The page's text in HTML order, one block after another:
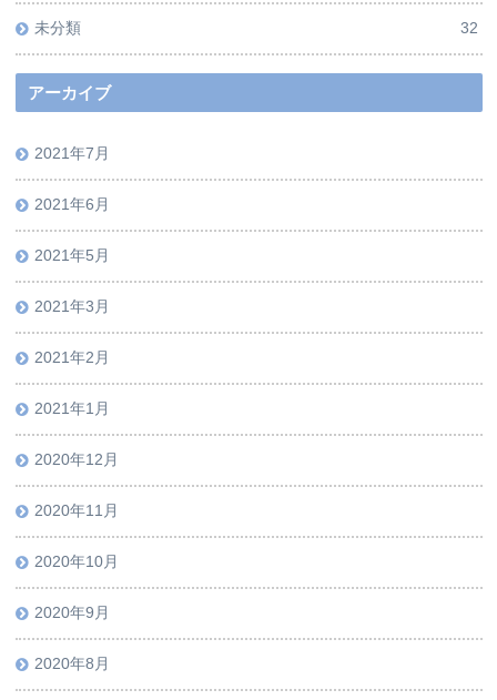
未分類 32
アーカイブ
2021年7月
2021年6月
2021年5月
2021年3月
2021年2月
2021年1月
2020年12月
2020年11月
2020年10月
2020年9月
2020年8月